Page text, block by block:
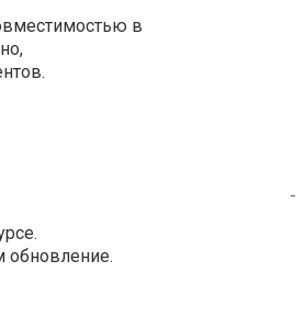
в
-
обновление.